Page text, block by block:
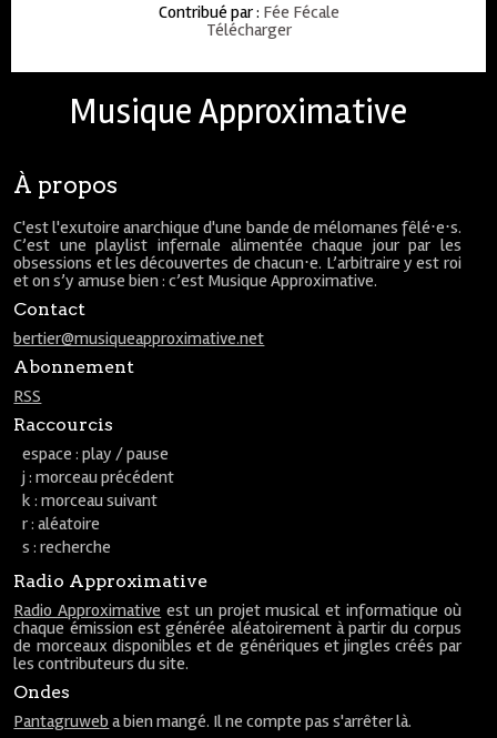
Contribué par: Fée Fécale
Télécharger
Musique Approximative
À propos
C'est l'exutoire anarchique d'une bande de mélomanes fêlé⋅e⋅s.
C’est une playlist infernale alimentée chaque jour par les
obsessions et les découvertes de chacun⋅e. L’arbitraire y est roi
et on s’y amuse bien : c’est Musique Approximative.
Contact
bertier@musiqueapproximative.net
Abonnement
RSS
Raccourcis
espace : play / pause
j : morceau précédent
k : morceau suivant
r : aléatoire
s : recherche
Radio Approximative
Radio Approximative est un projet musical et informatique où
chaque émission est générée aléatoirement à partir du corpus
de morceaux disponibles et de génériques et jingles créés par
les contributeurs du site.
Ondes
Pantagruweb a bien mangé. Il ne compte pas s'arrêter là.